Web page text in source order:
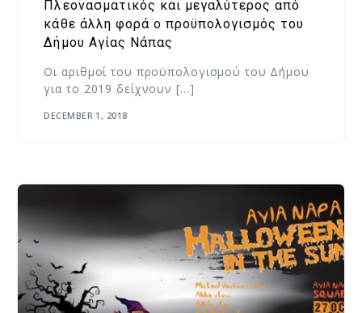
Πλεονασματικός και μεγαλύτερος από
κάθε άλλη φορά ο προϋπολογισμός του
Δήμου Αγίας Νάπας
Οι αριθμοί του προϋπολογισμού του Δήμου
για το 2019 δείχνουν […]
DECEMBER 1, 2018